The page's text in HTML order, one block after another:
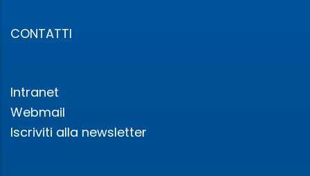
CONTATTI
Intranet
Webmail
Iscriviti alla newsletter